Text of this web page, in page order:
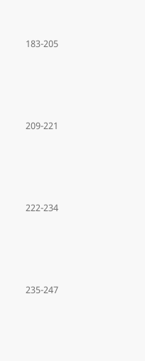
183-205
209-221
222-234
235-247